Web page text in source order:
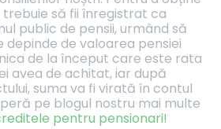
trebuie să fii înregistrat ca
public de pensii, urmând să
depinde de valoarea pensiei
de la început care este rata
avea de achitat, iar după
suma va fi virată în contul
pe blogul nostru mai multe
pentru pensionari!